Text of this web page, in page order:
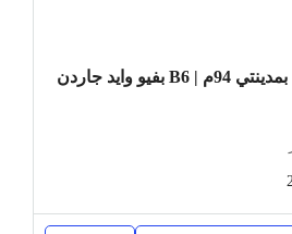
شقة للإيجار الفاضي بمدينتي 94م | B6 بفيو وايد جاردن